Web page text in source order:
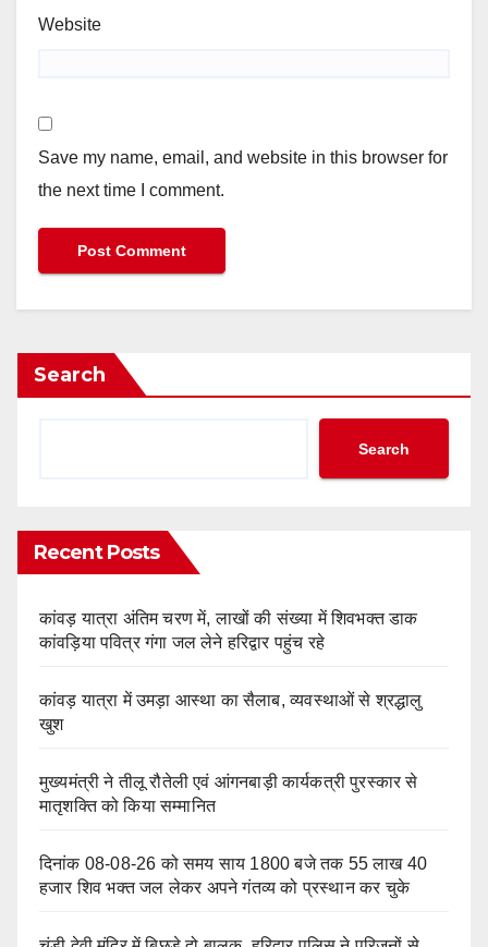
Website
Save my name, email, and website in this browser for
the next time I comment.
Search
Search
Recent Posts
कांवड़ यात्रा अंतिम चरण में, लाखों की संख्या में शिवभक्त डाक
कांवड़िया पवित्र गंगा जल लेने हरिद्वार पहुंच रहे
कांवड़ यात्रा में उमड़ा आस्था का सैलाब, व्यवस्थाओं से श्रद्धालु
खुश
मुख्यमंत्री ने तीलू रौतेली एवं आंगनबाड़ी कार्यकत्री पुरस्कार से
मातृशक्ति को किया सम्मानित
दिनांक 08-08-26 को समय साय 1800 बजे तक 55 लाख 40
हजार शिव भक्त जल लेकर अपने गंतव्य को प्रस्थान कर चुके